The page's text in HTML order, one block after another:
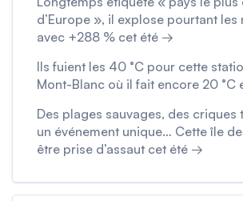
d’Europe », il explose pourtant les
avec +288 % cet été →
Ils fuient les 40 °C pour cette
Mont-Blanc où il fait encore 20 °C
Des plages sauvages, des criques
un événement unique… Cette île
être prise d’assaut cet été →